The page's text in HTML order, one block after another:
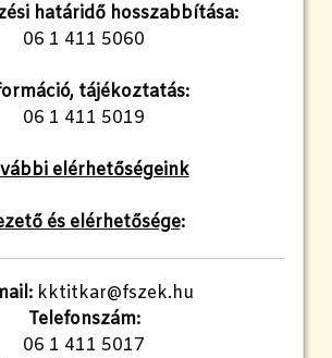
határidő hosszabbítása:
06 1 411 5060
tájékoztatás:
06 1 411 5019
elérhetőségeink
és elérhetősége:
kktitkar@fszek.hu
Telefonszám:
06 1 411 5017